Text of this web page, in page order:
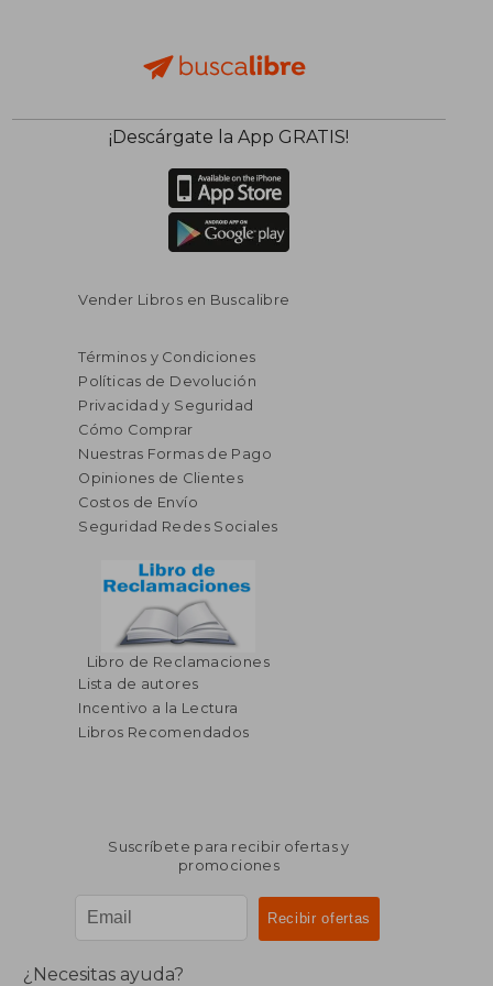
40%
dcto.
$ 91.14
$ 54.68
¡Descárgate la App GRATIS!
Vender Libros en Buscalibre
Términos y Condiciones
Políticas de Devolución
Privacidad y Seguridad
Cómo Comprar
Nuestras Formas de Pago
Opiniones de Clientes
Costos de Envío
Seguridad Redes Sociales
Libro de Reclamaciones
Lista de autores
Incentivo a la Lectura
Libros Recomendados
Suscríbete para recibir ofertas y
promociones
¿Necesitas ayuda?